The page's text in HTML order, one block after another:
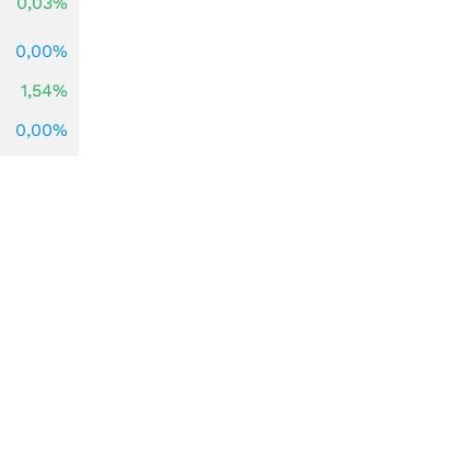
0,00%
1,54%
0,00%